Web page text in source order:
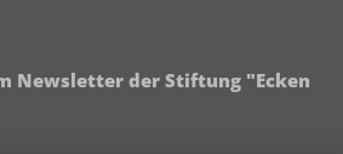
Newsletter der Stiftung "Ecken